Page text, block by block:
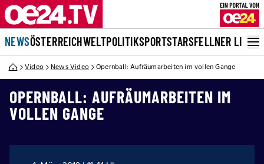
NEWSÖSTERREICHWELTPOLITIKSPORTSTARSFELLNER LIVE
Video News Video Opernball: Aufräumarbeiten im vollen Gange
OPERNBALL: AUFRÄUMARBEITEN IM
VOLLEN GANGE